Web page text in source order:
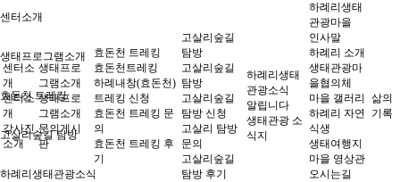
센터소개
생태프로그램소개
효돈천 트레킹
고살리숲길 탐방
하례리생태관광소식
센터소
개
센터소
개
강사진
소개
생태프로
그램소개
생태프로
그램소개
문의게시
판
효돈천 트레킹
효돈천트레킹
하례내창(효돈천)
트레킹 신청
효돈천 트레킹 문
의
효돈천 트레킹 후
기
고살리숲길
탐방
고살리숲길
탐방
고살리숲길
탐방 신청
고살리 탐방
문의
고살리숲길
탐방 후기
하례리생태
관광소식
알립니다
생태관광 소
식지
하례리생태
관광마을
인사말
하례리 소개
생태관광마
을협의체
마을 갤러리
하례리 자연
식생
생태여행지
마을 영상관
오시는길
삶의
기록